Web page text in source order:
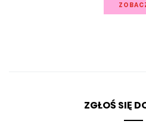
ZGŁOŚ SIĘ